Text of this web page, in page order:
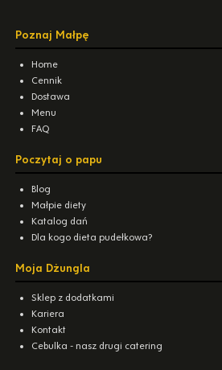
Poznaj Małpę
Home
Cennik
Dostawa
Menu
FAQ
Poczytaj o papu
Blog
Małpie diety
Katalog dań
Dla kogo dieta pudełkowa?
Moja Dżungla
Sklep z dodatkami
Kariera
Kontakt
Cebulka - nasz drugi catering